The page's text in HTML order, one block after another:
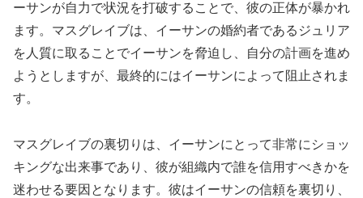
ーサンが自力で状況を打破することで、彼の正体が暴かれ
ます。マスグレイブは、イーサンの婚約者であるジュリア
を人質に取ることでイーサンを脅迫し、自分の計画を進め
ようとしますが、最終的にはイーサンによって阻止されま
す。
マスグレイブの裏切りは、イーサンにとって非常にショッ
キングな出来事であり、彼が組織内で誰を信用すべきかを
迷わせる要因となります。彼はイーサンの信頼を裏切り、